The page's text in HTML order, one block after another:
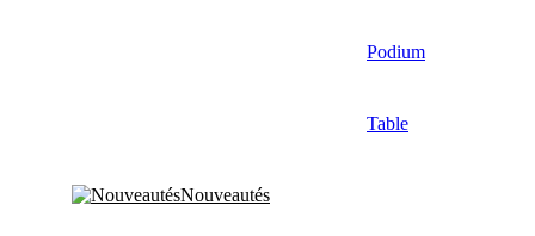
Podium
Table
Nouveautés